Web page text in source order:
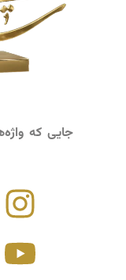
جایی که